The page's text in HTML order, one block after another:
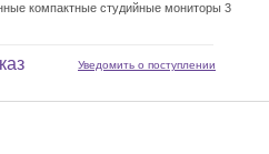
компактные студийные мониторы 3
Уведомить о поступлении